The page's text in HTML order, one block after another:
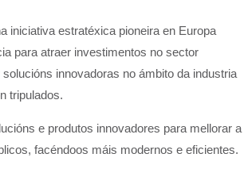
iniciativa estratéxica pioneira en Europa
para atraer investimentos no sector
innovadoras no ámbito da industria
tripulados.
e produtos innovadores para mellorar a
facéndoos máis modernos e eficientes.